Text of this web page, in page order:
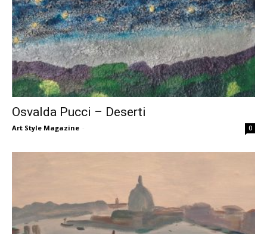
Osvalda Pucci – Deserti
Art Style Magazine - 0